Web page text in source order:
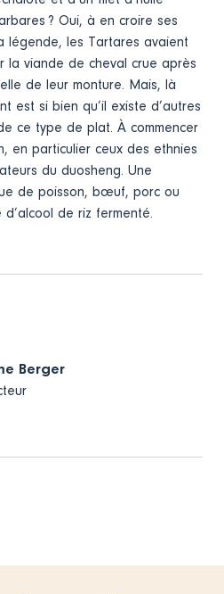
? Oui, à en croire ses
légende, les Tartares avaient
la viande de cheval crue après
de leur monture. Mais, là
est si bien qu’il existe d’autres
ce type de plat. À commencer
en particulier ceux des ethnies
du duosheng. Une
de poisson, bœuf, porc ou
d’alcool de riz fermenté.
Berger